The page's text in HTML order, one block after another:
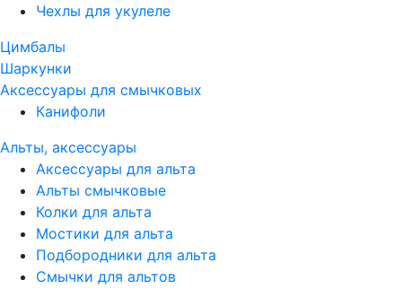
Чехлы для укулеле
Цимбалы
Шаркунки
Аксессуары для смычковых
Канифоли
Альты, аксессуары
Аксессуары для альта
Альты смычковые
Колки для альта
Мостики для альта
Подбородники для альта
Смычки для альтов